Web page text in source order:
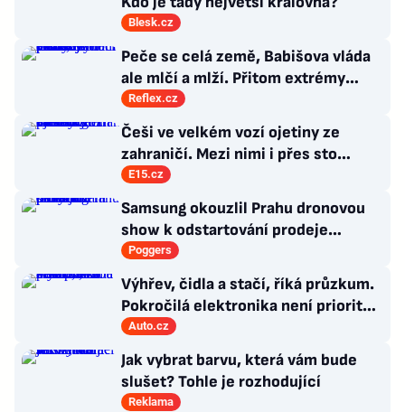
Blesk.cz
Peče se celá země, Babišova vláda
ale mlčí a mlží. Přitom extrémy
počasí jsou trvalými problémy
Česka
Reflex.cz
Češi ve velkém vozí ojetiny ze
zahraničí. Mezi nimi i přes sto
Ferrari a desítky Lamborghini
E15.cz
Samsung okouzlil Prahu dronovou
show k odstartování prodeje
nových produktů
Poggers
Výhřev, čidla a stačí, říká průzkum.
Pokročilá elektronika není prioritou
zákazníků
Auto.cz
Jak vybrat barvu, která vám bude
slušet? Tohle je rozhodující
Reklama